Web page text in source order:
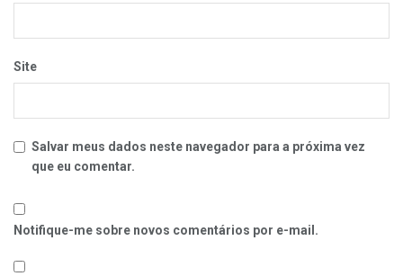
Site
Salvar meus dados neste navegador para a próxima vez
que eu comentar.
Notifique-me sobre novos comentários por e-mail.